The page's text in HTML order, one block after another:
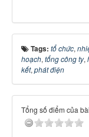
Tags: tổ chức,
hoạch, tổng công ty,
kết, phát điện
Tổng số điểm của